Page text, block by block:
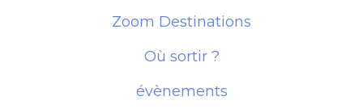
Zoom Destinations
Où sortir ?
évènements